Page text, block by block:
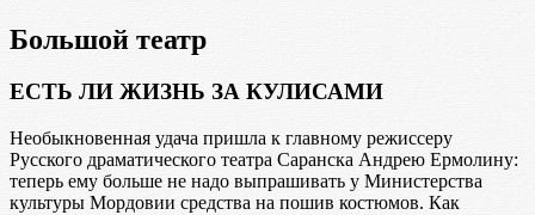
Большой театр
ЕСТЬ ЛИ ЖИЗНЬ ЗА КУЛИСАМИ
Необыкновенная удача пришла к главному режиссеру
Русского драматического театра Саранска Андрею Ермолину:
теперь ему больше не надо выпрашивать у Министерства
культуры Мордовии средства на пошив костюмов. Как